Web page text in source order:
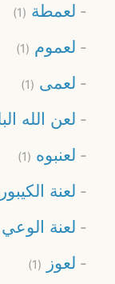
لعمطة (1)
لعموم (1)
لعمى (1)
لعن الله
لعنبوه (1)
لعنة
لعنة الوعي
لعوز (1)